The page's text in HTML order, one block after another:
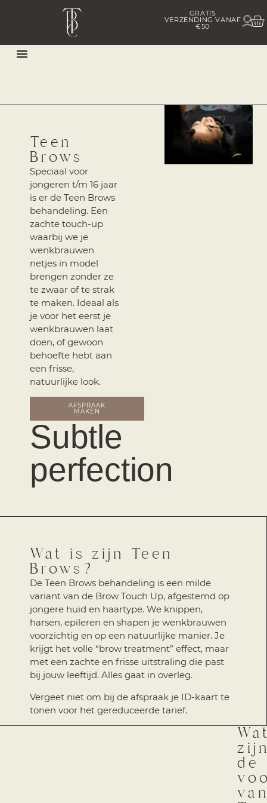
GRATIS
VERZENDING VANAF
€50
In
Teen
Brows
Speciaal voor
jongeren t/m 16 jaar
is er de Teen Brows
behandeling. Een
zachte touch-up
waarbij we je
wenkbrauwen
netjes in model
brengen zonder ze
te zwaar of te strak
te maken. Ideaal als
je voor het eerst je
wenkbrauwen laat
doen, of gewoon
behoefte hebt aan
een frisse,
natuurlijke look.
AFSPRAAK
MAKEN
Subtle
perfection
Wat is zijn Teen
Brows?
De Teen Brows behandeling is een milde
variant van de Brow Touch Up, afgestemd op
jongere huid en haartype. We knippen,
harsen, epileren en shapen je wenkbrauwen
voorzichtig en op een natuurlijke manier. Je
krijgt het volle “brow treatment” effect, maar
met een zachte en frisse uitstraling die past
bij jouw leeftijd. Alles gaat in overleg.
Vergeet niet om bij de afspraak je ID-kaart te
tonen voor het gereduceerde tarief.
de